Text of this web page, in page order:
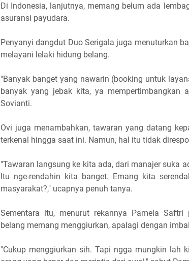
Di Indonesia, lanjutnya, memang belum ada
asuransi payudara.
Penyanyi dangdut Duo Serigala juga menuturkan
melayani lelaki hidung belang.
"Banyak banget yang nawarin (booking untuk
banyak yang jebak kita, ya mempertimbangkan
Sovianti.
Ovi juga menambahkan, tawaran yang datang
terkenal hingga saat ini. Namun, hal itu tidak
"Tawaran langsung ke kita ada, dari manajer suka
Itu nge-rendahin kita banget. Emang kita
masyarakat?," ucapnya penuh tanya.
Sementara itu, menurut rekannya Pamela
belang memang menggiurkan, apalagi dengan
"Cukup menggiurkan sih. Tapi ngga mungkin lah